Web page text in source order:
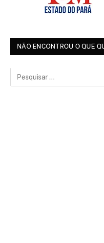
NÃO ENCONTROU O QUE